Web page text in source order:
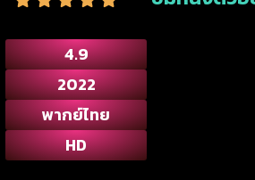
4.9
2022
พากย์ไทย
HD